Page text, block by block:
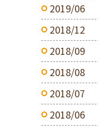
2019/06
2018/12
2018/09
2018/08
2018/07
2018/06